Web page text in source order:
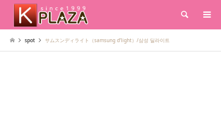
検索
spot サムスンディライト（samsung d’light）/삼성 딜라이트